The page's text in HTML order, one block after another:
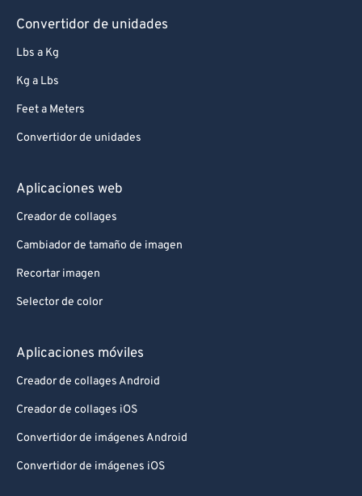
Convertidor de unidades
Lbs a Kg
Kg a Lbs
Feet a Meters
Convertidor de unidades
Aplicaciones web
Creador de collages
Cambiador de tamaño de imagen
Recortar imagen
Selector de color
Aplicaciones móviles
Creador de collages Android
Creador de collages iOS
Convertidor de imágenes Android
Convertidor de imágenes iOS